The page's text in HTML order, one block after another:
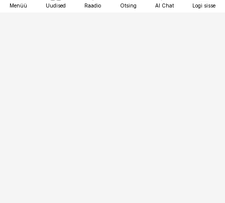
Menüü Uudised Raadio Otsing AI Chat Logi sisse